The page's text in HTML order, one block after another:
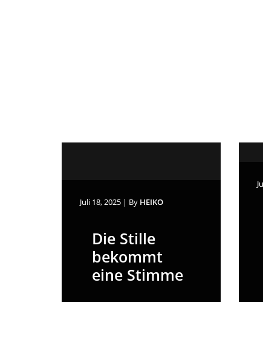
Juli 18, 2025 | By HEIKO
Die Stille
bekommt
eine Stimme